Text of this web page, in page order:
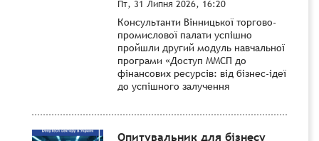
Пт, 31 Липня 2026, 16:20
Консультанти Вінницької торгово-
промислової палати успішно
пройшли другий модуль навчальної
програми «Доступ ММСП до
фінансових ресурсів: від бізнес-ідеї
до успішного залучення
Опитувальник для бізнесу